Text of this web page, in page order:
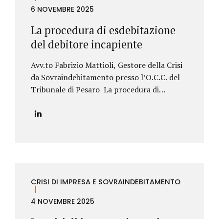
barriera totale. L’Unione Europea stabilisce
l’agente lavora (quelle su preavviso e
indennità di...
6 NOVEMBRE 2025
La procedura di esdebitazione
del debitore incapiente
Avv.to Fabrizio Mattioli, Gestore della Crisi
da Sovraindebitamento presso l’O.C.C. del
Tribunale di Pesaro La procedura di
rappresenta uno strumento fondamentale
della crisi d’impresa e dell’insolvenza
(D.Lgs. 14/2019), questa procedura
CRISI DI IMPRESA E SOVRAINDEBITAMENTO
4 NOVEMBRE 2025